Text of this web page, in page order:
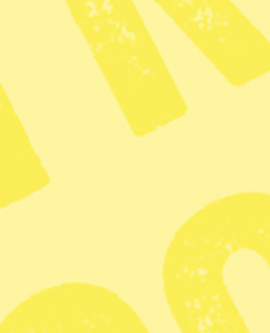
Tipsa redaktionen
redaktionen@tidningensyre.se
Kundservice och support
Nyheter på ditt sätt
Facebook